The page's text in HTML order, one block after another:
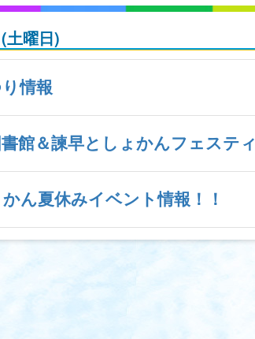
(土曜日)
情報
館＆諫早としょかんフェステ
ん夏休みイベント情報！！